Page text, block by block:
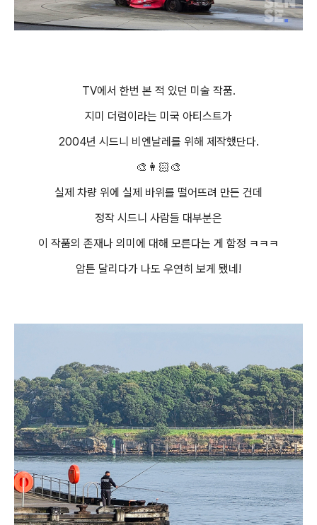
TV에서 한번 본 적 있던 미술 작품.
지미 더럼이라는 미국 아티스트가
2004년 시드니 비엔날레를 위해 제작했단다.
🎨👩🏻‍🎨
실제 차량 위에 실제 바위를 떨어뜨려 만든 건데
정작 시드니 사람들 대부분은
이 작품의 존재나 의미에 대해 모른다는 게 함정 ㅋㅋㅋ
암튼 달리다가 나도 우연히 보게 됐네!